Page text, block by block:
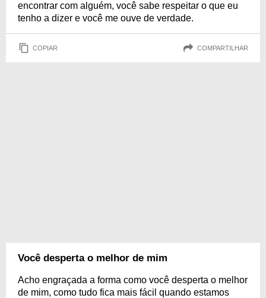
encontrar com alguém, você sabe respeitar o que eu
tenho a dizer e você me ouve de verdade.
COPIAR COMPARTILHAR
Você desperta o melhor de mim
Acho engraçada a forma como você desperta o melhor
de mim, como tudo fica mais fácil quando estamos